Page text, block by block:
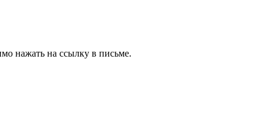
нажать на ссылку в письме.